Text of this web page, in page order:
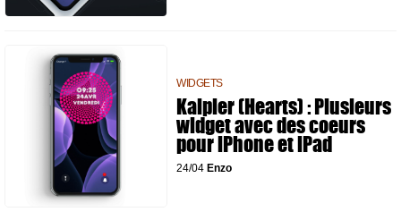
WIDGETS
Kalpler (Hearts) : Plusieurs
widget avec des coeurs
pour iPhone et iPad
24/04 Enzo